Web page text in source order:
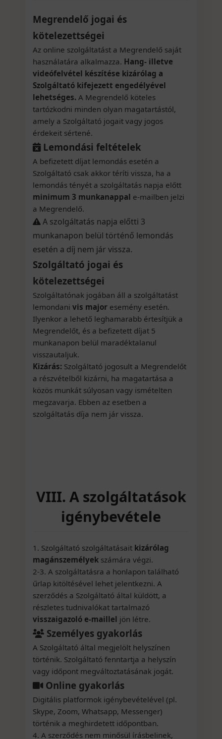
Megrendelő jogai és
kötelezettségei
Az online szolgáltatást a Megrendelő saját
használatára alkalmazza. Hang- illetve
videófelvétel készítése kizárólag a
Szolgáltató kifejezett engedélyével
lehetséges. A Megrendelő köteles
tartózkodni minden olyan magatartástól,
amely a Szolgáltató jogait vagy jogos
érdekeit sértené.
Lemondási feltételek
A befizetett díjat lemondás esetén a
Szolgáltató csak akkor téríti vissza, ha a
lemondás tényét a szolgáltatás napja előtt
minimum 3 munkanappal e-mailben jelzi
a Megrendelő.
A szolgáltatás napja előtti 3
munkanapon belül történő lemondás
esetén a díj nem jár vissza.
Szolgáltató jogai és
kötelezettségei
Szolgáltatónak jogában áll a szolgáltatást
lemondanivis major esemény esetén.
Ilyenkor a lehető leghamarabb értesítjük a
Megrendelőt, és a befizetett díjat 5
munkanapon belül maradéktalanul
visszautaljuk.
Kizárás: Szolgáltató jogosult a Megrendelőt
a részvételből kizárni, ha magatartása a
közös munkát súlyosan vagy ismételten
megzavarja. Ebben az esetben a
szolgáltatás díja nem jár vissza.
VIII. A szolgáltatások
igénybevétele
1. Szolgáltató szolgáltatásait kizárólag
magánszemélyek számára végzi.
2-3. A szolgáltatásra a honlapon található
űrlap kitöltésével lehet jelentkezni. A
szerződés a Szolgáltató által küldött, a
részletes tudnivalókat tartalmazó
visszaigazoló e-maillel jön létre.
Személyes gyakorlás
A Szolgáltató által megjelölt helyszínen
történik. Szolgáltató fenntartja a helyszín
vagy időpont megváltoztatásának jogát.
Online gyakorlás
Digitális platformok igénybevételével (pl.
Skype, Zoom, Whatsapp, Messenger)
történik a meghirdetett időpontban.
4. A szerződés nem minősül írásbelinek,